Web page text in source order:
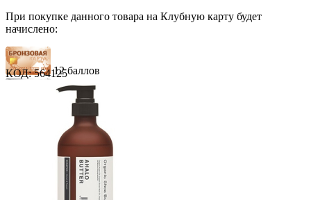
При покупке данного товара на Клубную карту будет
начислено:
12 баллов
18 баллов
31 балл
724.00 Р
за 1.00 мл
Нет в наличии
 
КОД: 564125